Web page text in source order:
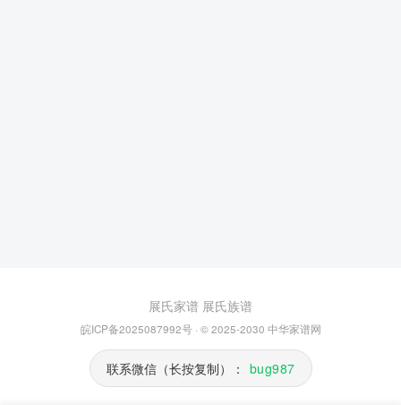
展氏家谱 展氏族谱
皖ICP备2025087992号· © 2025-2030 中华家谱网
联系微信（长按复制）： bug987